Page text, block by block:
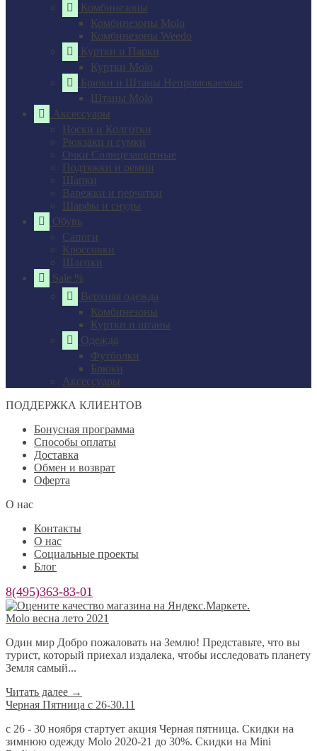
Комбинезоны
Комбинезоны Molo
Комбинезоны Weedo
Куртки и Парки
Куртки Molo
Брюки и Штаны Непромокаемые
Штаны Molo
Аксессуары
Носки и Колготки
Рюкзаки и сумки
Очки Солнцезащитные
Подтяжки и ремни
Шапки
Варежки и перчатки
Шарфы и снуды
Обувь
Сапоги
Кроссовки
Шлепки
Sale %
Верхняя одежда
Комбинезоны
Куртки и штаны
Одежда
Футболки
Брюки
Аксессуары
ПОДДЕРЖКА КЛИЕНТОВ
Бонусная программа
Способы оплаты
Доставка
Обмен и возврат
Оферта
О нас
Контакты
О нас
Социальные проекты
Блог
8(495)363-83-01
Molo весна лето 2021
Один мир Добро пожаловать на Землю! Представьте, что вы
турист, который приехал издалека, чтобы исследовать планету
Земля самый...
Читать далее →
Черная Пятница с 26-30.11
с 26 - 30 ноября стартует акция Черная пятница. Скидки на
зимнюю одежду Molo 2020-21 до 30%. Скидки на Mini